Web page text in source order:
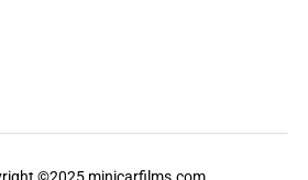
©2025 minicarfilms.com